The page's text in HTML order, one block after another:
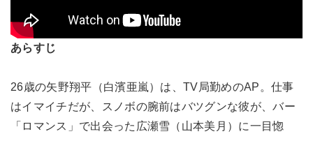
あらすじ
26歳の矢野翔平（白濱亜嵐）は、TV局勤めのAP。仕事
はイマイチだが、スノボの腕前はバツグンな彼が、バー
「ロマンス」で出会った広瀬雪（山本美月）に一目惚